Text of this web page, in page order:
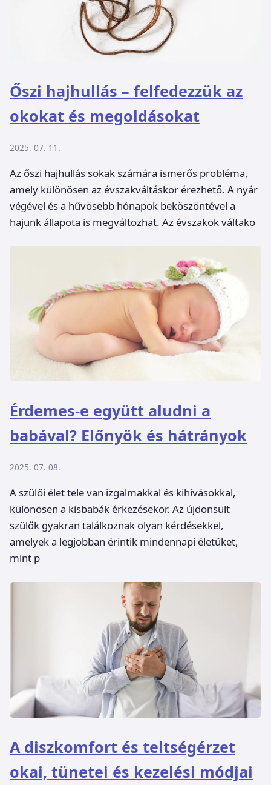
Őszi hajhullás – felfedezzük az
okokat és megoldásokat
2025. 07. 11.
Az őszi hajhullás sokak számára ismerős probléma,
amely különösen az évszakváltáskor érezhető. A nyár
végével és a hűvösebb hónapok beköszöntével a
hajunk állapota is megváltozhat. Az évszakok váltako
Érdemes-e együtt aludni a
babával? Előnyök és hátrányok
2025. 07. 08.
A szülői élet tele van izgalmakkal és kihívásokkal,
különösen a kisbabák érkezésekor. Az újdonsült
szülők gyakran találkoznak olyan kérdésekkel,
amelyek a legjobban érintik mindennapi életüket,
mint p
A diszkomfort és teltségérzet
okai, tünetei és kezelési módjai